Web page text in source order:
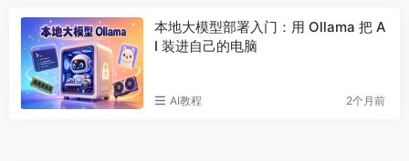
本地大模型部署入门：用 Ollama 把 A
I 装进自己的电脑
AI教程 2个月前